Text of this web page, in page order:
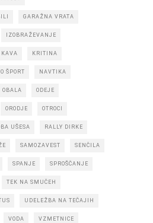
GARAŽNA VRATA
IZOBRAŽEVANJE
KAVA KRITINA
ŠPORT NAVTIKA
OBALA ODEJE
ORODJE OTROCI
UŠESA RALLY DIRKE
SAMOZAVEST SENČILA
SPANJE SPROŠČANJE
TEK NA SMUČEH
UDELEŽBA NA TEČAJIH
VODA VZMETNICE